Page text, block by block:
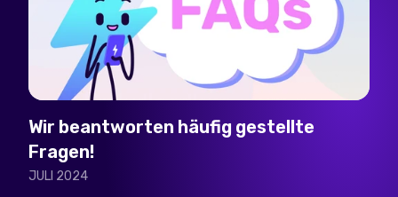
Wir beantworten häufig gestellte
Fragen!
JULI 2024